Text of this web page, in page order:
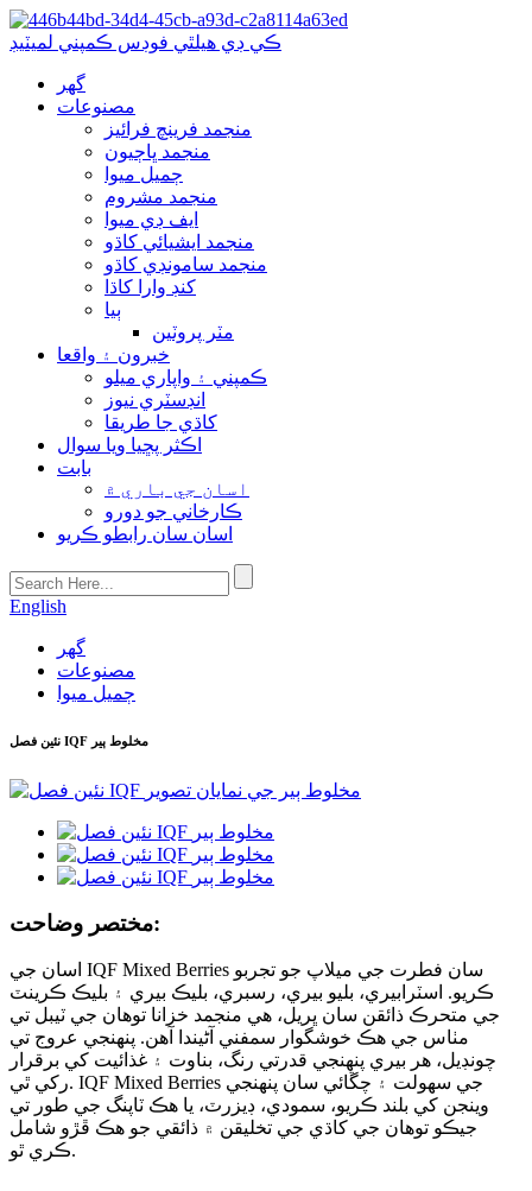
ڪي ڊي هيلٿي فوڊس ڪمپني لميٽيڊ
گھر
مصنوعات
منجمد فرينچ فرائيز
منجمد ڀاڄيون
ڄميل ميوا
منجمد مشروم
ايف ڊي ميوا
منجمد ايشيائي کاڌو
منجمد سامونڊي کاڌو
کنڊ وارا کاڌا
ٻيا
مٽر پروٽين
خبرون ۽ واقعا
ڪمپني ۽ واپاري ميلو
انڊسٽري نيوز
کاڌي جا طريقا
اڪثر پڇيا ويا سوال
بابت
اسان جي باري ۾
ڪارخاني جو دورو
اسان سان رابطو ڪريو
English
گھر
مصنوعات
ڄميل ميوا
نئين فصل IQF مخلوط ٻير
مختصر وضاحت:
اسان جي IQF Mixed Berries سان فطرت جي ميلاپ جو تجربو
ڪريو. اسٽرابيري، بليو بيري، رسبري، بليڪ بيري ۽ بليڪ ڪرينٽ
جي متحرڪ ذائقن سان ڀريل، هي منجمد خزانا توهان جي ٽيبل تي
مٺاس جي هڪ خوشگوار سمفني آڻيندا آهن. پنهنجي عروج تي
چونڊيل، هر بيري پنهنجي قدرتي رنگ، بناوت ۽ غذائيت کي برقرار
رکي ٿي. IQF Mixed Berries جي سهولت ۽ چڱائي سان پنهنجي
وينجن کي بلند ڪريو، سمودي، ڊيزرٽ، يا هڪ ٽاپنگ جي طور تي
جيڪو توهان جي کاڌي جي تخليقن ۾ ذائقي جو هڪ ڦڙو شامل
ڪري ٿو.